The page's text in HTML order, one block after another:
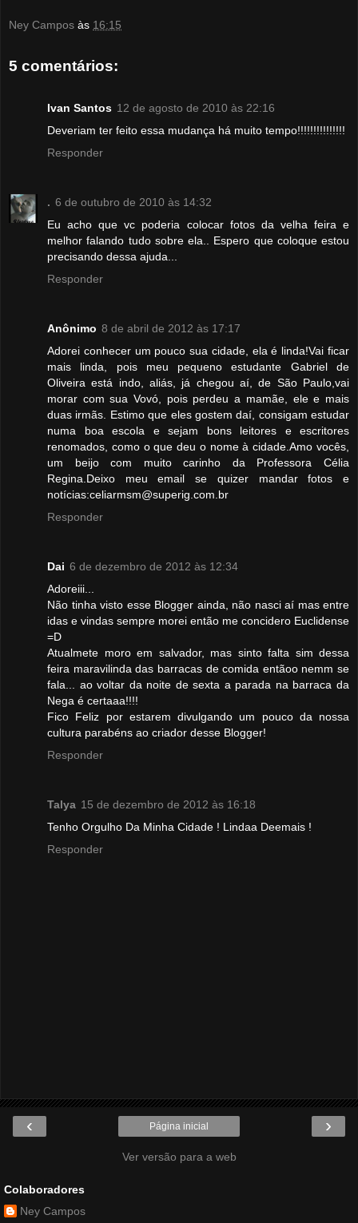
Ney Campos às 16:15
5 comentários:
Ivan Santos 12 de agosto de 2010 às 22:16
Deveriam ter feito essa mudança há muito tempo!!!!!!!!!!!!!!!
Responder
. 6 de outubro de 2010 às 14:32
Eu acho que vc poderia colocar fotos da velha feira e
melhor falando tudo sobre ela.. Espero que coloque estou
precisando dessa ajuda...
Responder
Anônimo 8 de abril de 2012 às 17:17
Adorei conhecer um pouco sua cidade, ela é linda!Vai ficar
mais linda, pois meu pequeno estudante Gabriel de
Oliveira está indo, aliás, já chegou aí, de São Paulo,vai
morar com sua Vovó, pois perdeu a mamãe, ele e mais
duas irmãs. Estimo que eles gostem daí, consigam estudar
numa boa escola e sejam bons leitores e escritores
renomados, como o que deu o nome à cidade.Amo vocês,
um beijo com muito carinho da Professora Célia
Regina.Deixo meu email se quizer mandar fotos e
notícias:celiarmsm@superig.com.br
Responder
Dai 6 de dezembro de 2012 às 12:34
Adoreiii...
Não tinha visto esse Blogger ainda, não nasci aí mas entre
idas e vindas sempre morei então me concidero Euclidense
=D
Atualmete moro em salvador, mas sinto falta sim dessa
feira maravilinda das barracas de comida entãoo nemm se
fala... ao voltar da noite de sexta a parada na barraca da
Nega é certaaa!!!!
Fico Feliz por estarem divulgando um pouco da nossa
cultura parabéns ao criador desse Blogger!
Responder
Talya 15 de dezembro de 2012 às 16:18
Tenho Orgulho Da Minha Cidade ! Lindaa Deemais !
Responder
‹ ›
Página inicial
Ver versão para a web
Colaboradores
Ney Campos